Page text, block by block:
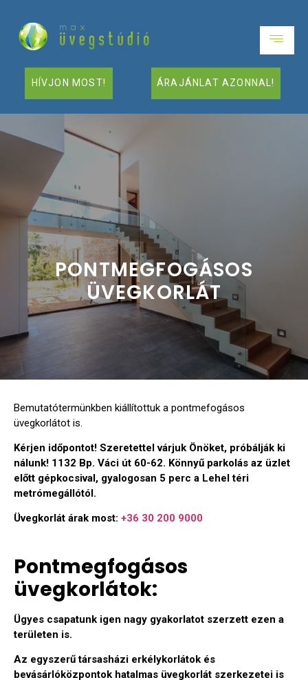
HÍVJON MOST! ÁRAJÁNLAT AZONNAL!
PONTMEGFOGÁSOS
ÜVEGKORLÁT
Bemutatótermünkben kiállítottuk a pontmefogásos
üvegkorlátot is.
Kérjen időpontot! Szeretettel várjuk Önöket, próbálják ki
nálunk! 1132 Bp. Váci út 60-62. Könnyű parkolás az üzlet
előtt gépkocsival, gyalogosan 5 perc a Lehel téri
metrómegállótól.
Üvegkorlát árak most: +36 30 200 9000
Pontmegfogásos
üvegkorlátok:
Ügyes csapatunk igen nagy gyakorlatot szerzett ezen a
területen is.
Az egyszerű társasházi erkélykorlátok és
bevásárlóközpontok hatalmas üvegkorlát szerkezetei is